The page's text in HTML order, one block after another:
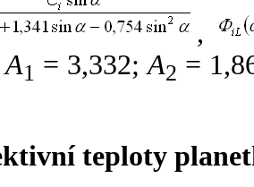
,
A1 = 3,332;A2 =
teploty